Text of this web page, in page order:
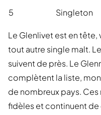
5 Singleton
Le Glenlivet est en
tout autre single malt.
suivent de près. Le
complètent la liste,
de nombreux pays.
fidèles et continuent de